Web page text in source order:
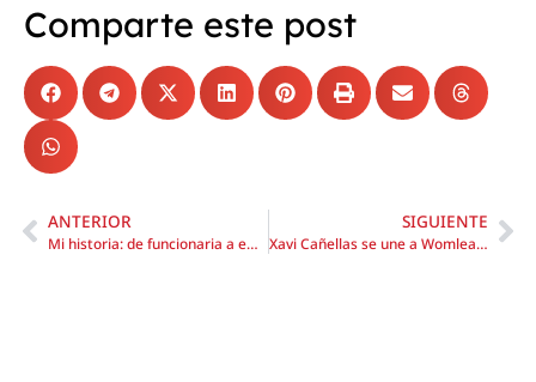
Comparte este post
ANTERIOR
Mi historia: de funcionaria a emprendedora libre
SIGUIENTE
Xavi Cañellas se une a Womleaders como mentor de alto impacto